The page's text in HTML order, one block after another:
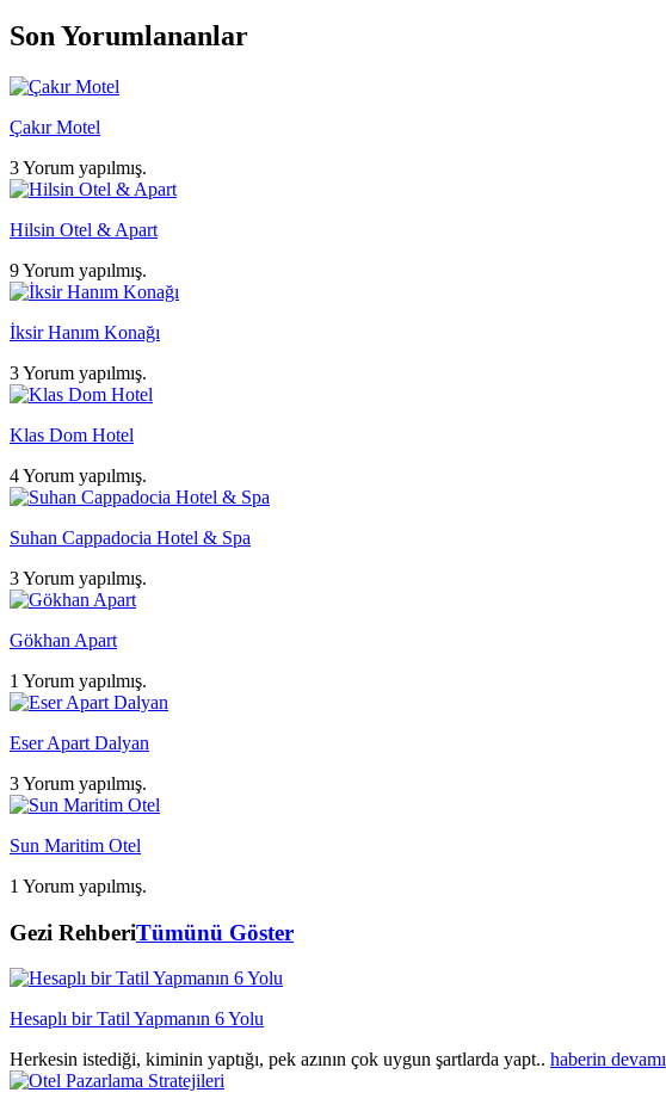
Son Yorumlananlar
Çakır Motel
3 Yorum yapılmış.
Hilsin Otel & Apart
9 Yorum yapılmış.
İksir Hanım Konağı
3 Yorum yapılmış.
Klas Dom Hotel
4 Yorum yapılmış.
Suhan Cappadocia Hotel & Spa
3 Yorum yapılmış.
Gökhan Apart
1 Yorum yapılmış.
Eser Apart Dalyan
3 Yorum yapılmış.
Sun Maritim Otel
1 Yorum yapılmış.
Gezi RehberiTümünü Göster
Hesaplı bir Tatil Yapmanın 6 Yolu
Herkesin istediği, kiminin yaptığı, pek azının çok uygun şartlarda yapt.. haberin devamı